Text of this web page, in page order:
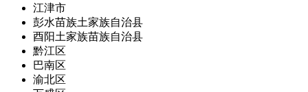
江津市
彭水苗族土家族自治县
酉阳土家族苗族自治县
黔江区
巴南区
渝北区